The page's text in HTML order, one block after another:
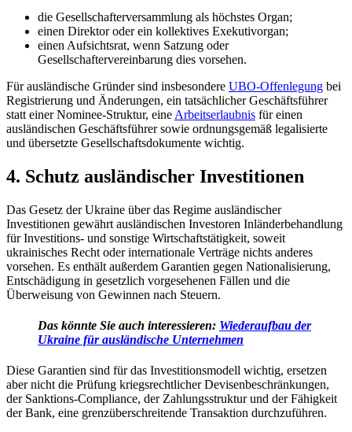
die Gesellschafterversammlung als höchstes Organ;
einen Direktor oder ein kollektives Exekutivorgan;
einen Aufsichtsrat, wenn Satzung oder
Gesellschaftervereinbarung dies vorsehen.
Für ausländische Gründer sind insbesondere UBO-Offenlegung bei
Registrierung und Änderungen, ein tatsächlicher Geschäftsführer
statt einer Nominee-Struktur, eine Arbeitserlaubnis für einen
ausländischen Geschäftsführer sowie ordnungsgemäß legalisierte
und übersetzte Gesellschaftsdokumente wichtig.
4. Schutz ausländischer Investitionen
Das Gesetz der Ukraine über das Regime ausländischer
Investitionen gewährt ausländischen Investoren Inländerbehandlung
für Investitions- und sonstige Wirtschaftstätigkeit, soweit
ukrainisches Recht oder internationale Verträge nichts anderes
vorsehen. Es enthält außerdem Garantien gegen Nationalisierung,
Entschädigung in gesetzlich vorgesehenen Fällen und die
Überweisung von Gewinnen nach Steuern.
Das könnte Sie auch interessieren: Wiederaufbau der
Ukraine für ausländische Unternehmen
Diese Garantien sind für das Investitionsmodell wichtig, ersetzen
aber nicht die Prüfung kriegsrechtlicher Devisenbeschränkungen,
der Sanktions-Compliance, der Zahlungsstruktur und der Fähigkeit
der Bank, eine grenzüberschreitende Transaktion durchzuführen.